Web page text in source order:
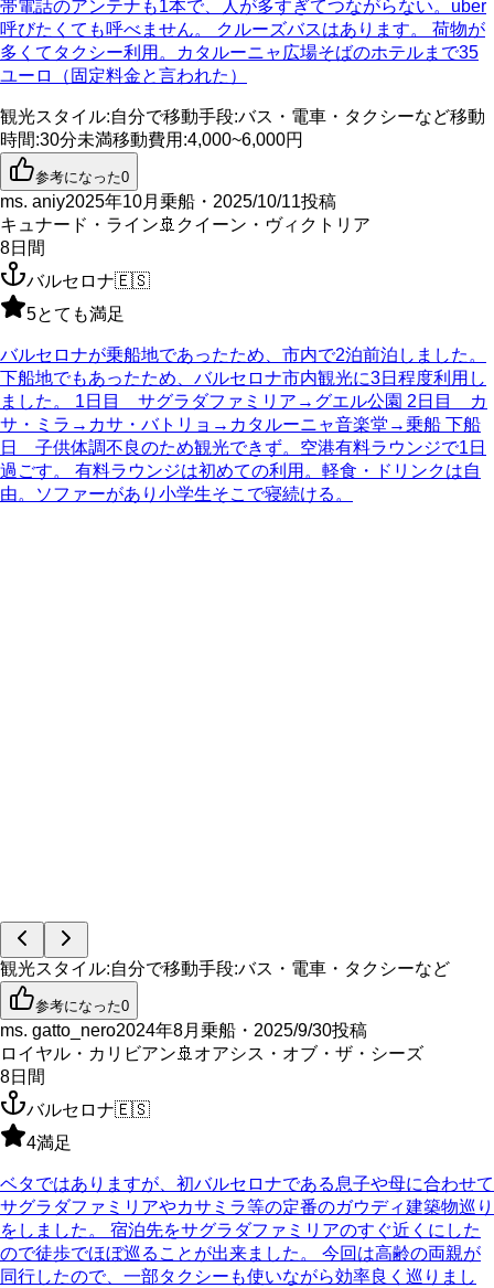
帯電話のアンテナも1本で、人が多すぎてつながらない。uber
呼びたくても呼べません。 クルーズバスはあります。 荷物が
多くてタクシー利用。カタルーニャ広場そばのホテルまで35
ユーロ（固定料金と言われた）
観光スタイル:自分で移動手段:バス・電車・タクシーなど移動
時間:30分未満移動費用 :4,000~6,000円
参考になった0
ms. aniy2025年10月乗船・2025/10/11投稿
キュナード・ライン 🚢 クイーン・ヴィクトリア
8日間
バルセロナ🇪🇸
5とても満足
バルセロナが乗船地であったため、市内で2泊前泊しました。
下船地でもあったため、バルセロナ市内観光に3日程度利用し
ました。 1日目 サグラダファミリア→グエル公園 2日目 カ
サ・ミラ→カサ・バトリョ→カタルーニャ音楽堂→乗船 下船
日 子供体調不良のため観光できず。空港有料ラウンジで1日
過ごす。 有料ラウンジは初めての利用。軽食・ドリンクは自
由。ソファーがあり小学生そこで寝続ける。
観光スタイル:自分で移動手段:バス・電車・タクシーなど
参考になった0
ms. gatto_nero2024年8月乗船・2025/9/30投稿
ロイヤル・カリビアン 🚢 オアシス・オブ・ザ・シーズ
8日間
バルセロナ🇪🇸
4満足
ベタではありますが、初バルセロナである息子や母に合わせて
サグラダファミリアやカサミラ等の定番のガウディ建築物巡り
をしました。 宿泊先をサグラダファミリアのすぐ近くにした
ので徒歩でほぼ巡ることが出来ました。 今回は高齢の両親が
同行したので、一部タクシーも使いながら効率良く巡りまし